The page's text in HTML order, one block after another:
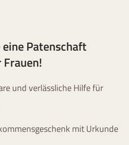
Patenschaft
und verlässliche Hilfe für
mit Urkunde